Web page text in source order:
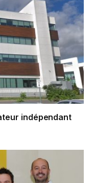
indépendant